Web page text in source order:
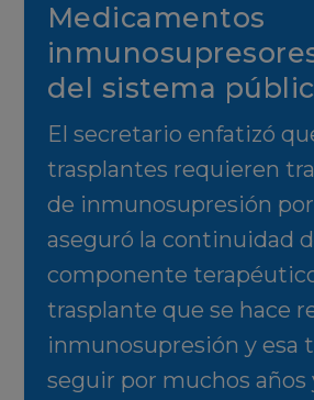
Medicamentos
del sistema
El secretario enfatizó
trasplantes requieren
de inmunosupresión
aseguró la continuidad
componente
trasplante que se hace
inmunosupresión y esa
seguir por muchos años